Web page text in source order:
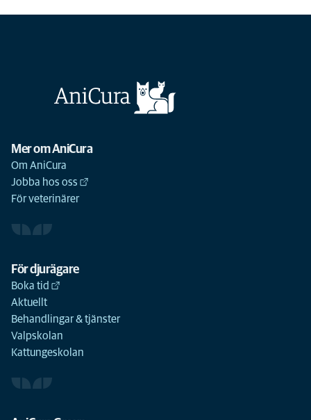
Mer om AniCura
Om AniCura
Jobba hos oss
För veterinärer
För djurägare
Boka tid
Aktuellt
Behandlingar & tjänster
Valpskolan
Kattungeskolan